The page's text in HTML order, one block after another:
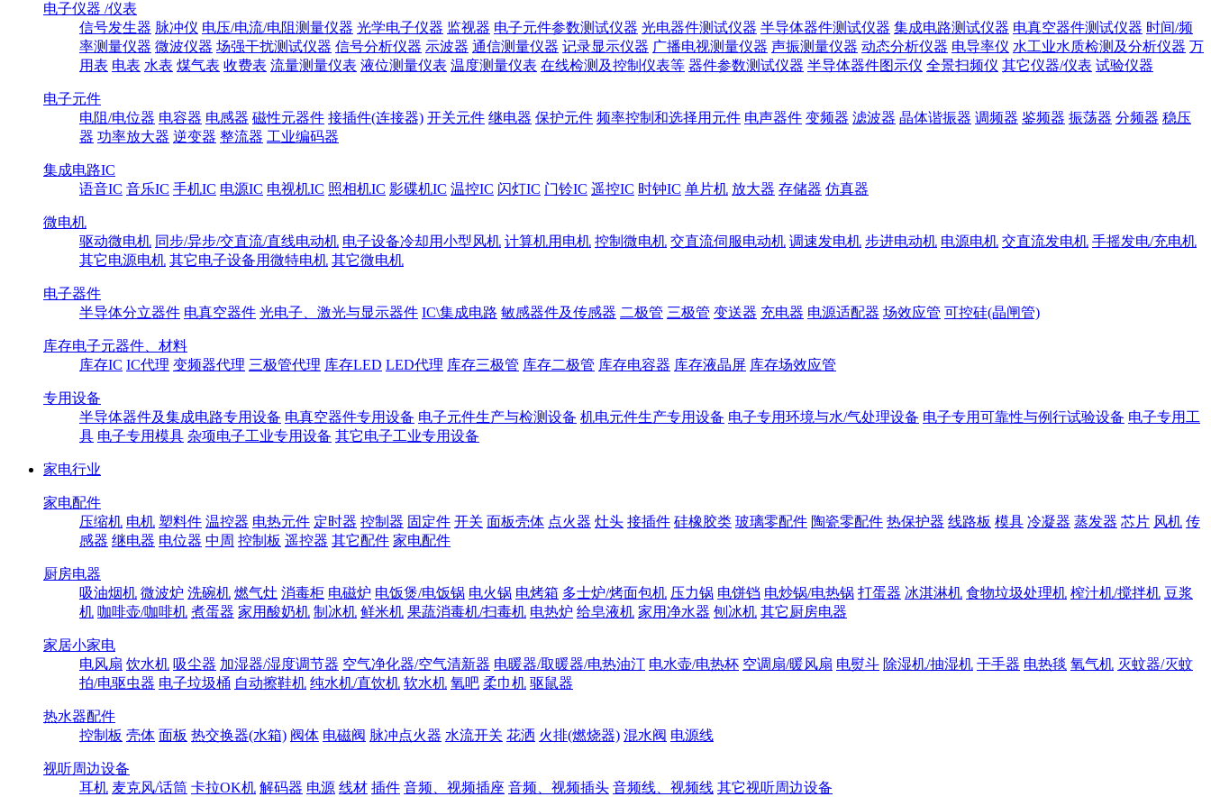
电子仪器 /仪表
信号发生器 脉冲仪 电压/电流/电阻测量仪器 光学电子仪器 监视器 电子元件参数测试仪器 光电器件测试仪器 半导体器件测试仪器 集成电路测试仪器 电真空器件测试仪器 时间/频
率测量仪器 微波仪器 场强干扰测试仪器 信号分析仪器 示波器 通信测量仪器 记录显示仪器 广播电视测量仪器 声振测量仪器 动态分析仪器 电导率仪 水工业水质检测及分析仪器 万
用表 电表 水表 煤气表 收费表 流量测量仪表 液位测量仪表 温度测量仪表 在线检测及控制仪表等 器件参数测试仪器 半导体器件图示仪 全景扫频仪 其它仪器/仪表 试验仪器
电子元件
电阻/电位器 电容器 电感器 磁性元器件 接插件(连接器) 开关元件 继电器 保护元件 频率控制和选择用元件 电声器件 变频器 滤波器 晶体谐振器 调频器 鉴频器 振荡器 分频器 稳压
器 功率放大器 逆变器 整流器 工业编码器
集成电路IC
语音IC 音乐IC 手机IC 电源IC 电视机IC 照相机IC 影碟机IC 温控IC 闪灯IC 门铃IC 遥控IC 时钟IC 单片机 放大器 存储器 仿真器
微电机
驱动微电机 同步/异步/交直流/直线电动机 电子设备冷却用小型风机 计算机用电机 控制微电机 交直流伺服电动机 调速发电机 步进电动机 电源电机 交直流发电机 手摇发电/充电机
其它电源电机 其它电子设备用微特电机 其它微电机
电子器件
半导体分立器件 电真空器件 光电子、激光与显示器件 IC\集成电路 敏感器件及传感器 二极管 三极管 变送器 充电器 电源适配器 场效应管 可控硅(晶闸管)
库存电子元器件、材料
库存IC IC代理 变频器代理 三极管代理 库存LED LED代理 库存三极管 库存二极管 库存电容器 库存液晶屏 库存场效应管
专用设备
半导体器件及集成电路专用设备 电真空器件专用设备 电子元件生产与检测设备 机电元件生产专用设备 电子专用环境与水/气处理设备 电子专用可靠性与例行试验设备 电子专用工
具 电子专用模具 杂项电子工业专用设备 其它电子工业专用设备
家电行业
家电配件
压缩机 电机 塑料件 温控器 电热元件 定时器 控制器 固定件 开关 面板壳体 点火器 灶头 接插件 硅橡胶类 玻璃零配件 陶瓷零配件 热保护器 线路板 模具 冷凝器 蒸发器 芯片 风机 传
感器 继电器 电位器 中周 控制板 遥控器 其它配件 家电配件
厨房电器
吸油烟机 微波炉 洗碗机 燃气灶 消毒柜 电磁炉 电饭煲/电饭锅 电火锅 电烤箱 多士炉/烤面包机 压力锅 电饼铛 电炒锅/电热锅 打蛋器 冰淇淋机 食物垃圾处理机 榨汁机/搅拌机 豆浆
机 咖啡壶/咖啡机 煮蛋器 家用酸奶机 制冰机 鲜米机 果蔬消毒机/扫毒机 电热炉 给皂液机 家用净水器 刨冰机 其它厨房电器
家居小家电
电风扇 饮水机 吸尘器 加湿器/湿度调节器 空气净化器/空气清新器 电暖器/取暖器/电热油汀 电水壶/电热杯 空调扇/暖风扇 电熨斗 除湿机/抽湿机 干手器 电热毯 氧气机 灭蚊器/灭蚊
拍/电驱虫器 电子垃圾桶 自动擦鞋机 纯水机/直饮机 软水机 氧吧 柔巾机 驱鼠器
热水器配件
控制板 壳体 面板 热交换器(水箱) 阀体 电磁阀 脉冲点火器 水流开关 花洒 火排(燃烧器) 混水阀 电源线
视听周边设备
耳机 麦克风/话筒 卡拉OK机 解码器 电源 线材 插件 音频、视频插座 音频、视频插头 音频线、视频线 其它视听周边设备